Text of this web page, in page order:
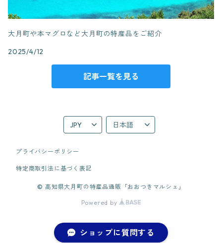
大月町や本マグロなど大月町の特産品をご紹介
2025/4/12
記事一覧を見る
プライバシーポリシー
特定商取引法に基づく表記
© 高知県大月町の特産品通販「おおつきマルシェ」
Powered by
ショップに質問する